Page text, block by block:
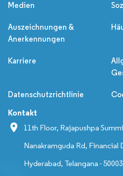
Medien
Auszeichnungen &
Anerkennungen
Karriere
Datenschutzrichtlinie
Kontakt
11th Floor, Rajapushpa
Nanakramguda Rd,
Hyderabad, Telangana -